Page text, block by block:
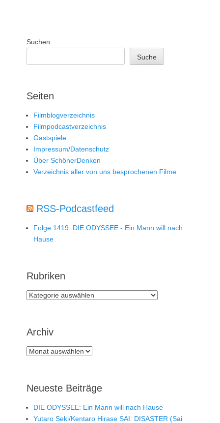
Suchen
Suche
Seiten
Filmblogverzeichnis
Filmpodcastverzeichnis
Gastspiele
Impressum/Datenschutz
Über SchönerDenken
Verzeichnis aller von uns besprochenen Filme
RSS-Podcastfeed
Folge 1419: DIE ODYSSEE - Ein Mann will nach
Hause
Rubriken
Rubriken
Archiv
Archiv
Neueste Beiträge
DIE ODYSSEE: Ein Mann will nach Hause
Yutaro Seki/Kentaro Hirase SAI: DISASTER (Sai